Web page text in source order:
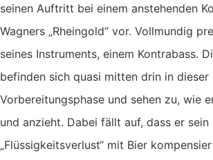
seinen Auftritt bei einem anstehenden
Wagners „Rheingold“ vor. Vollmundig
seines Instruments, einem Kontrabass.
befinden sich quasi mitten drin in dieser
Vorbereitungsphase und sehen zu, wie
und anzieht. Dabei fällt auf, dass er sein
„Flüssigkeitsverlust“ mit Bier